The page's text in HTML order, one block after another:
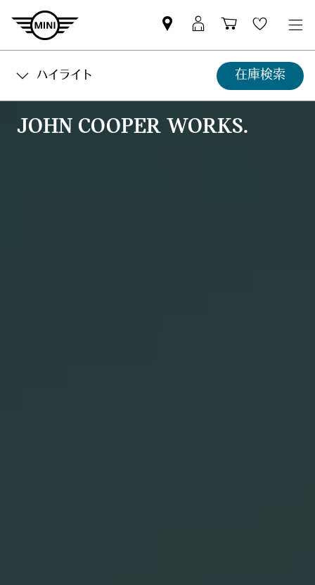
Mini
dealer
MyMini
login
Shopping
cart
Wishlist
ハイライト 在庫検索
JOHN COOPER WORKS.